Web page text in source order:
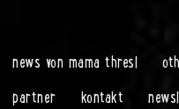
news von mama thresl
partner
kontakt